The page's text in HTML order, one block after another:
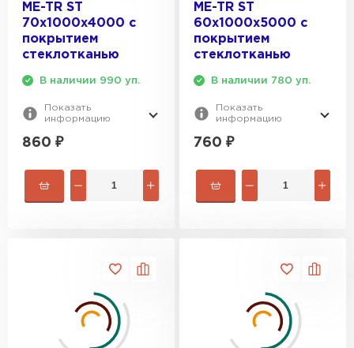
ME-TR ST
70х1000х4000 с
покрытием
стеклотканью
В наличии 990 уп.
Показать
информацию
860 ₽
ME-TR ST
60х1000х5000 с
покрытием
стеклотканью
В наличии 780 уп.
Показать
информацию
760 ₽
ПЕРЕЙТИ
Рулонная кровля Брит
ПЕРЕЙТИ
Утеплитель Isover